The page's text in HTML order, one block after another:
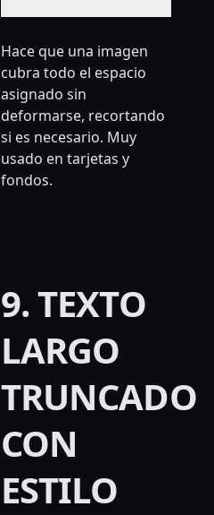
Hace que una imagen
cubra todo el espacio
asignado sin
deformarse, recortando
si es necesario. Muy
usado en tarjetas y
fondos.
9. TEXTO
LARGO
TRUNCADO
CON
ESTILO